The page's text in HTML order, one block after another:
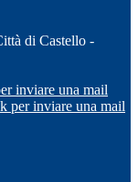
di Castello -
inviare una mail
per inviare una mail